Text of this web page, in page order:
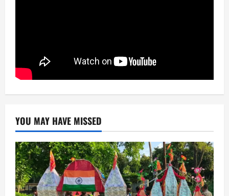
YOU MAY HAVE MISSED